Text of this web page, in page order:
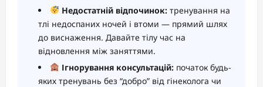
Недостатній відпочинок:тренування на
тлі недоспаних ночей і втоми — прямий шлях
до виснаження. Давайте тілу час на
відновлення між заняттями.
Ігнорування консультацій:початок будь-
яких тренувань без “добро” від гінеколога чи